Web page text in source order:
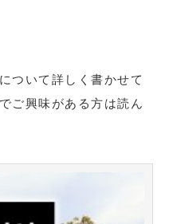
ついて詳しく書かせて
ご興味がある方は読ん